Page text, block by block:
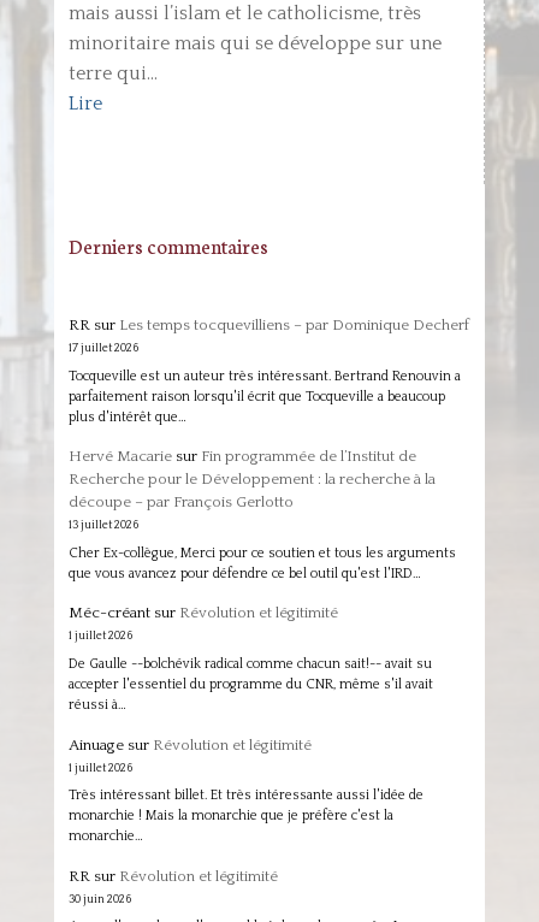
mais aussi l’islam et le catholicisme, très
minoritaire mais qui se développe sur une
terre qui...
Lire
Derniers commentaires
RRsur Les temps tocquevilliens – par Dominique Decherf
17 juillet 2026
Tocqueville est un auteur très intéressant. Bertrand Renouvin a
parfaitement raison lorsqu'il écrit que Tocqueville a beaucoup
plus d'intérêt que…
Hervé Macariesur Fin programmée de l’Institut de
Recherche pour le Développement : la recherche à la
découpe – par François Gerlotto
13 juillet 2026
Cher Ex-collègue, Merci pour ce soutien et tous les arguments
que vous avancez pour défendre ce bel outil qu'est l'IRD…
Méc-créantsur Révolution et légitimité
1 juillet 2026
De Gaulle --bolchévik radical comme chacun sait!-- avait su
accepter l'essentiel du programme du CNR, même s'il avait
réussi à…
Ainuagesur Révolution et légitimité
1 juillet 2026
Très intéressant billet. Et très intéressante aussi l'idée de
monarchie ! Mais la monarchie que je préfère c'est la
monarchie…
RR sur Révolution et légitimité
30 juin 2026